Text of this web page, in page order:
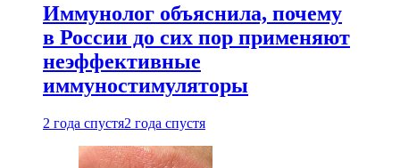
Иммунолог объяснила, почему
в России до сих пор применяют
неэффективные
иммуностимуляторы
2 года спустя2 года спустя